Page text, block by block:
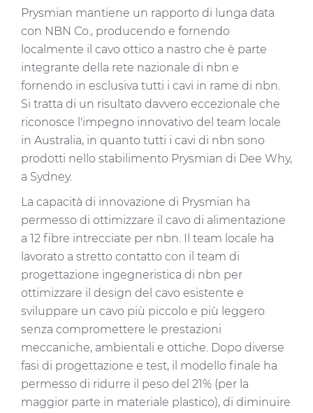
Prysmian mantiene un rapporto di lunga data
con NBN Co., producendo e fornendo
localmente il cavo ottico a nastro che è parte
integrante della rete nazionale di nbn e
fornendo in esclusiva tutti i cavi in rame di nbn.
Si tratta di un risultato davvero eccezionale che
riconosce l'impegno innovativo del team locale
in Australia, in quanto tutti i cavi di nbn sono
prodotti nello stabilimento Prysmian di Dee Why,
a Sydney.
La capacità di innovazione di Prysmian ha
permesso di ottimizzare il cavo di alimentazione
a 12 fibre intrecciate per nbn. Il team locale ha
lavorato a stretto contatto con il team di
progettazione ingegneristica di nbn per
ottimizzare il design del cavo esistente e
sviluppare un cavo più piccolo e più leggero
senza compromettere le prestazioni
meccaniche, ambientali e ottiche. Dopo diverse
fasi di progettazione e test, il modello finale ha
permesso di ridurre il peso del 21% (per la
maggior parte in materiale plastico), di diminuire